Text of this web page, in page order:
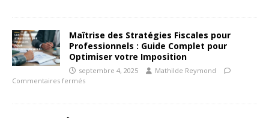
Maîtrise des Stratégies Fiscales pour
Professionnels : Guide Complet pour
Optimiser votre Imposition
septembre 4, 2025
Mathilde Reymond
Commentaires fermés